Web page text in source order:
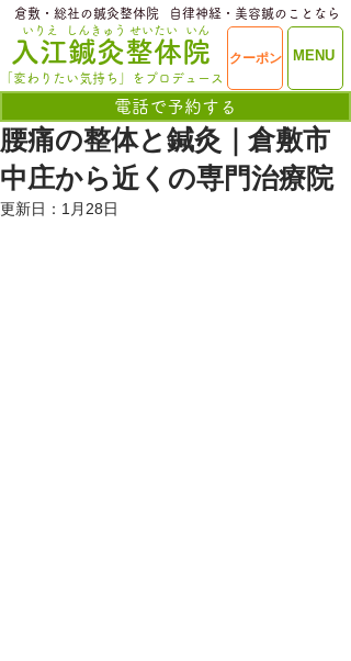
ME
​入江鍼灸整体院
いりえ
MENU
クーポン
電話で予約する
せいたい
しんきゅう いん
「変わりたい気持ち」をプロデュース
​倉敷・総社の鍼灸整体院 ​自律神経・美容鍼のことなら
腰痛の整体と鍼灸｜倉敷市
中庄から近くの専門治療院
更新日： 1月28日